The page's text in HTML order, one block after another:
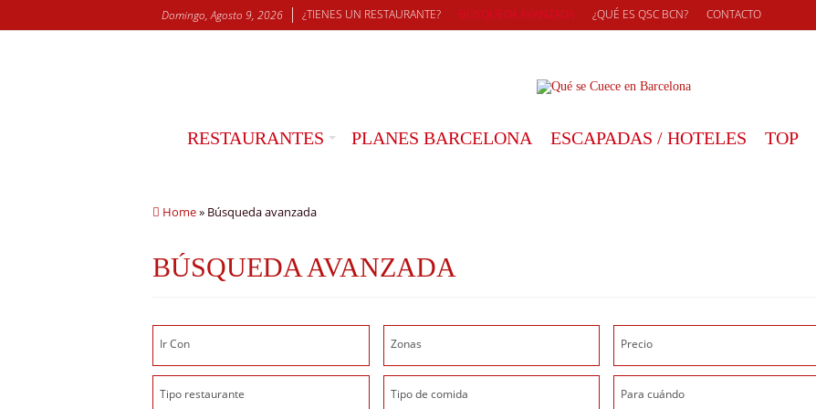
Domingo, Agosto 9, 2026 ¿TIENES UN RESTAURANTE? BÚSQUEDA AVANZADA ¿QUÉ ES QSC BCN? CONTACTO
RESTAURANTES PLANES BARCELONA ESCAPADAS / HOTELES TOP
Home» Búsqueda avanzada
BÚSQUEDA AVANZADA